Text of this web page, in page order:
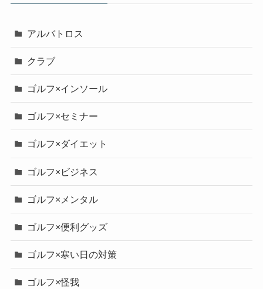
アルバトロス
クラブ
ゴルフ×インソール
ゴルフ×セミナー
ゴルフ×ダイエット
ゴルフ×ビジネス
ゴルフ×メンタル
ゴルフ×便利グッズ
ゴルフ×寒い日の対策
ゴルフ×怪我